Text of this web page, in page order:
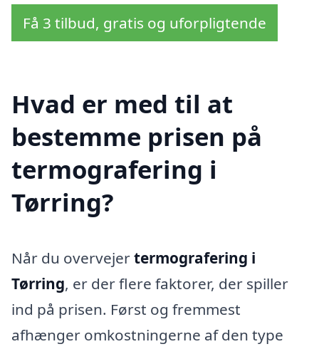
Få 3 tilbud, gratis og uforpligtende
Hvad er med til at
bestemme prisen på
termografering i
Tørring?
Når du overvejertermografering i
Tørring, er der flere faktorer, der spiller
ind på prisen. Først og fremmest
afhænger omkostningerne af den type